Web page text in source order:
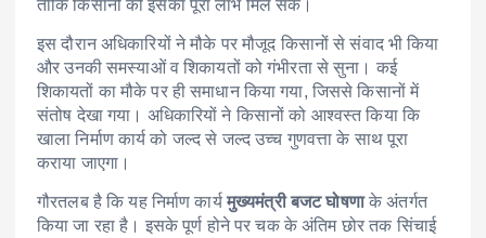
ताकि किसानों को इसका पूरा लाभ मिल सके।
इस दौरान अधिकारियों ने मौके पर मौजूद किसानों से संवाद भी किया
और उनकी समस्याओं व शिकायतों को गंभीरता से सुना। कई
शिकायतों का मौके पर ही समाधान किया गया, जिससे किसानों में
संतोष देखा गया। अधिकारियों ने किसानों को आश्वस्त किया कि
खाला निर्माण कार्य को जल्द से जल्द उच्च गुणवत्ता के साथ पूरा
कराया जाएगा।
गौरतलब है कि यह निर्माण कार्यमुख्यमंत्री बजट घोषणाके अंतर्गत
किया जा रहा है। इसके पूर्ण होने पर चक के अंतिम छोर तक सिंचाई